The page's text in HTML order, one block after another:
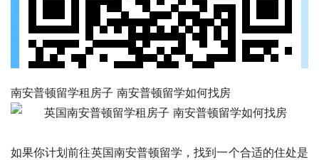
南安普顿留学租房子 南安普顿留学如何找房
如果你计划前往英国南安普顿留学，找到一个合适的住处是